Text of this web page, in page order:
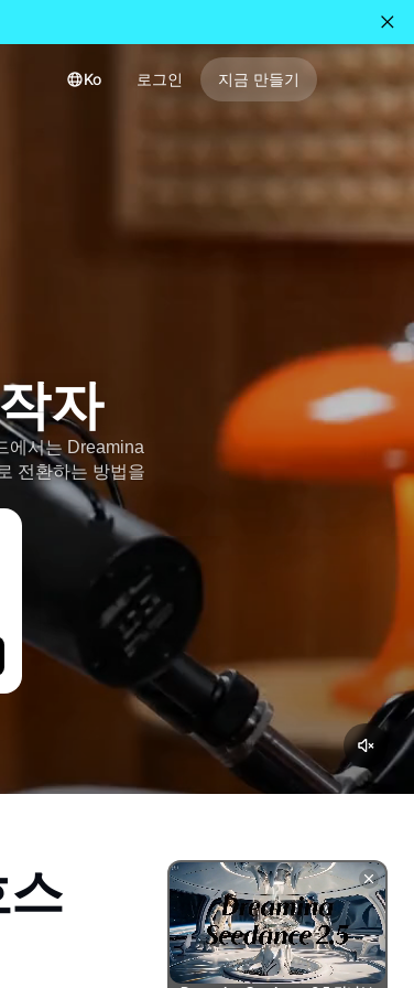
Ko 로그인 지금 만들기
자
에서는 Dreamina
전환하는 방법을